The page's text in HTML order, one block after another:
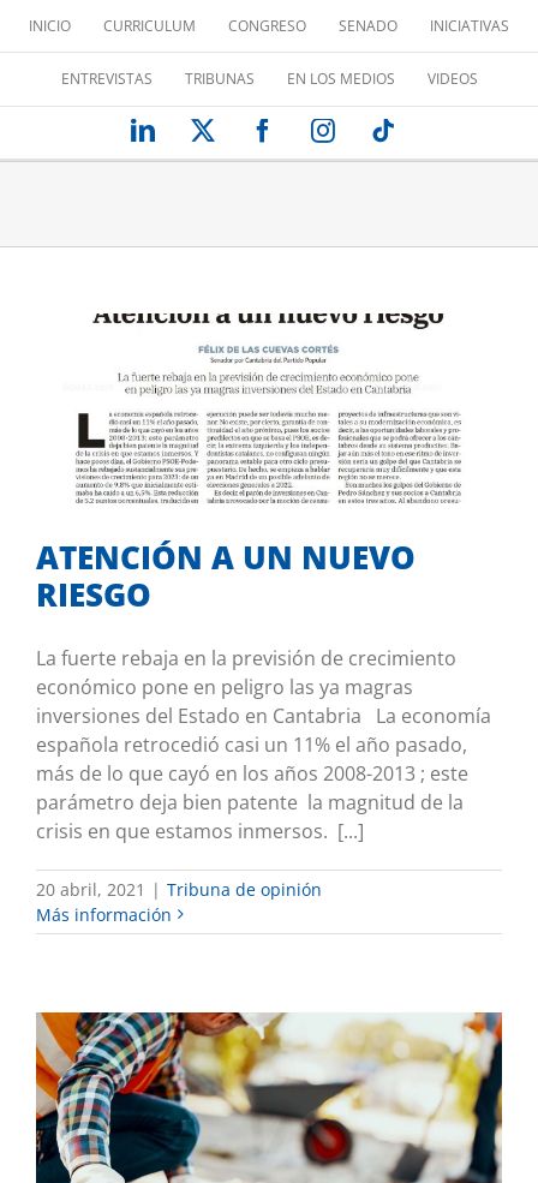
contenido
INICIO CURRICULUM CONGRESO SENADO INICIATIVAS
ENTREVISTAS TRIBUNAS EN LOS MEDIOS VIDEOS
LinkedIn FacebookInstagram
ATENCIÓN A UN NUEVO RIESGO
Tribuna de opinión
ATENCIÓN A UN NUEVO
RIESGO
La fuerte rebaja en la previsión de crecimiento
económico pone en peligro las ya magras
inversiones del Estado en Cantabria La economía
española retrocedió casi un 11% el año pasado,
más de lo que cayó en los años 2008-2013 ; este
parámetro deja bien patente la magnitud de la
crisis en que estamos inmersos. [...]
20 abril, 2021 | Tribuna de opinión
Más información
LA OBRA PÚBLICA EN CANTABRIA
NECESITA APOYO
Mis iniciativas